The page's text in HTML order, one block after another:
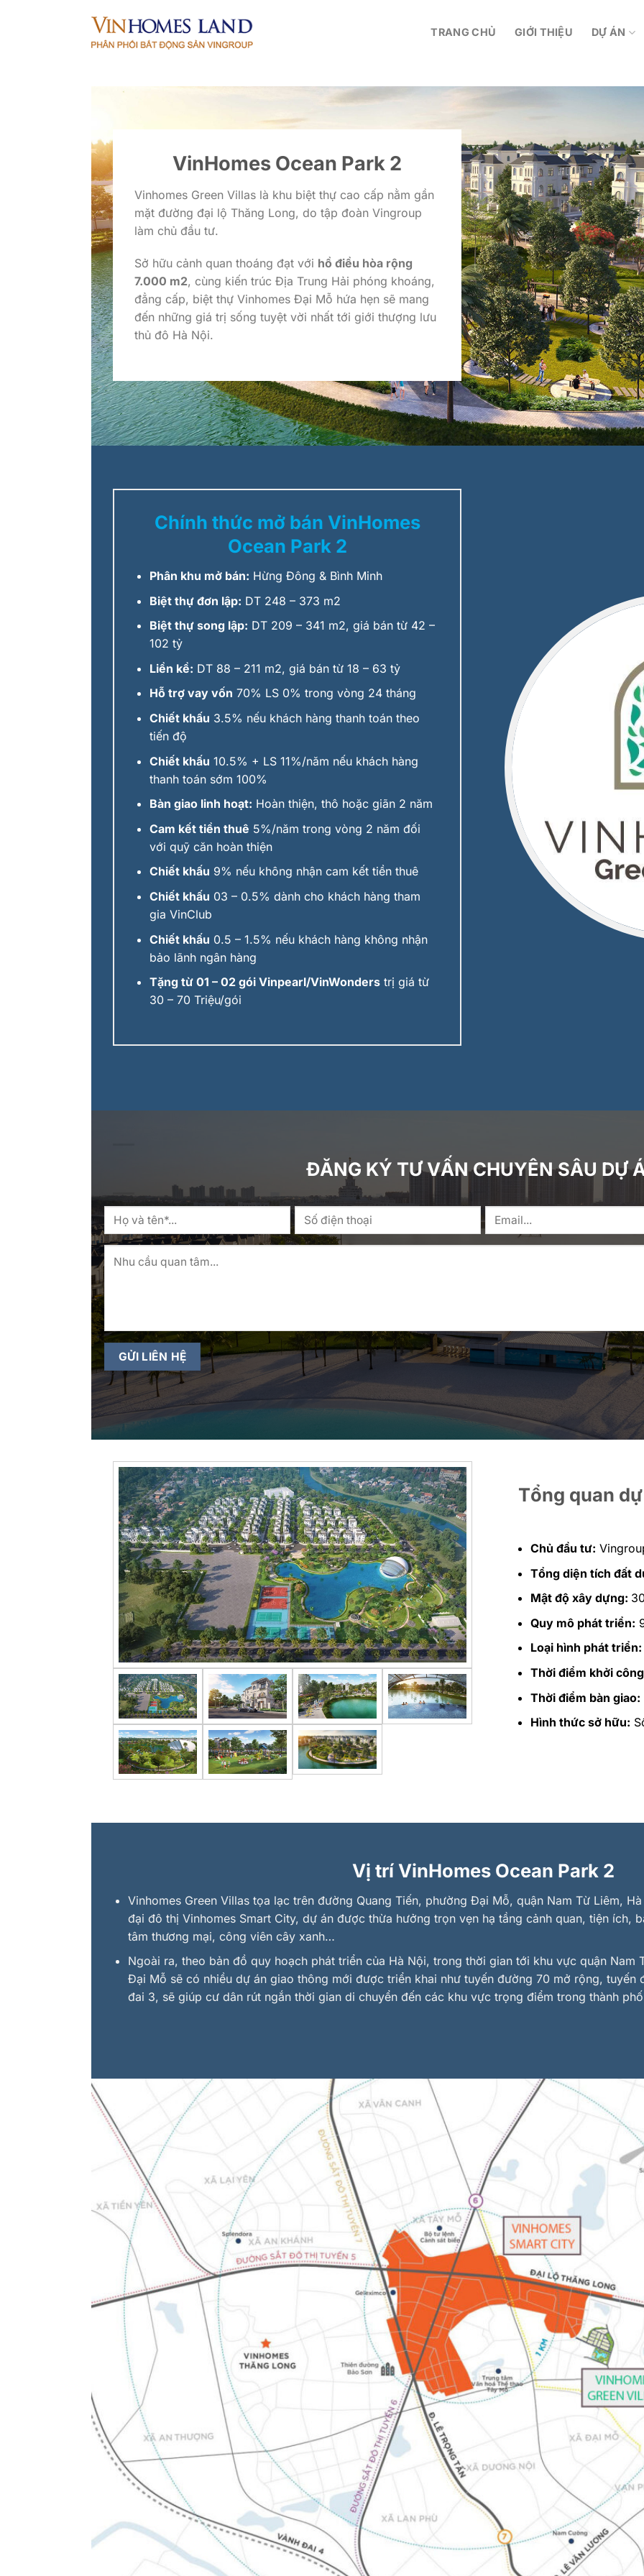
TRANG CHỦ GIỚI THIỆU DỰ ÁN
VinHomes Ocean Park 2
Vinhomes Green Villas là khu biệt thự cao cấp nằm gần
mặt đường đại lộ Thăng Long, do tập đoàn Vingroup
làm chủ đầu tư.
Sở hữu cảnh quan thoáng đạt với hồ điều hòa rộng
7.000 m2, cùng kiến trúc Địa Trung Hải phóng khoáng,
đẳng cấp, biệt thự Vinhomes Đại Mỗ hứa hẹn sẽ mang
đến những giá trị sống tuyệt vời nhất tới giới thượng lưu
thủ đô Hà Nội.
Chính thức mở bán VinHomes
Ocean Park 2
Phân khu mở bán: Hừng Đông & Bình Minh
Biệt thự đơn lập: DT 248 – 373 m2
Biệt thự song lập: DT 209 – 341 m2, giá bán từ 42 –
102 tỷ
Liền kề: DT 88 – 211 m2, giá bán từ 18 – 63 tỷ
Hỗ trợ vay vốn 70% LS 0% trong vòng 24 tháng
Chiết khấu 3.5% nếu khách hàng thanh toán theo
tiến độ
Chiết khấu 10.5% + LS 11%/năm nếu khách hàng
thanh toán sớm 100%
Bàn giao linh hoạt: Hoàn thiện, thô hoặc giãn 2 năm
Cam kết tiền thuê 5%/năm trong vòng 2 năm đối
với quỹ căn hoàn thiện
Chiết khấu 9% nếu không nhận cam kết tiền thuê
Chiết khấu 03 – 0.5% dành cho khách hàng tham
gia VinClub
Chiết khấu 0.5 – 1.5% nếu khách hàng không nhận
bảo lãnh ngân hàng
Tặng từ 01 – 02 gói Vinpearl/VinWonderstrị giá từ
30 – 70 Triệu/gói
ĐĂNG KÝ TƯ VẤN CHUYÊN SÂU DỰ
Tổng quan
Chủ đầu tư:
Tổng diện tích đất
Mật độ xây dựng:
Quy mô phát triển:
Loại hình phát triển:
Thời điểm khởi
Thời điểm bàn giao:
Hình thức sở hữu:
Vị trí VinHomes Ocean Park 2
Vinhomes Green Villas tọa lạc trên đường Quang Tiến, phường Đại Mỗ, quận Nam Từ Liêm,
đại đô thị Vinhomes Smart City, dự án được thừa hưởng trọn vẹn hạ tầng cảnh quan, tiện ích,
tâm thương mại, công viên cây xanh…
Ngoài ra, theo bản đồ quy hoạch phát triển của Hà Nội, trong thời gian tới khu vực quận Nam
Đại Mỗ sẽ có nhiều dự án giao thông mới được triển khai như tuyến đường 70 mở rộng, tuyến
đai 3, sẽ giúp cư dân rút ngắn thời gian di chuyển đến các khu vực trọng điểm trong thành